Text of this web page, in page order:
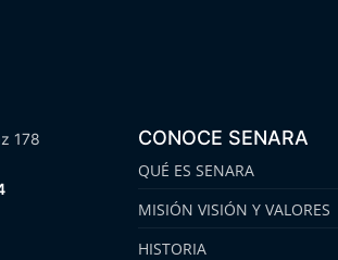
178
CONOCE SENARA
QUÉ ES SENARA
MISIÓN VISIÓN Y VALORES
HISTORIA